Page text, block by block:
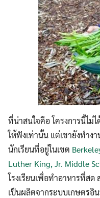
Search
for:
ที่น่าสนใจคือ โครงการนี้ไม่
ให้ฟังเท่านั้น แต่เขายังทำง
นักเรียนที่อยู่ในเขต
Luther King, Jr. Middle
โรงเรียนเพื่อทำอาหารที่ส
เป็นผลิตจากระบบเกษตรอิ